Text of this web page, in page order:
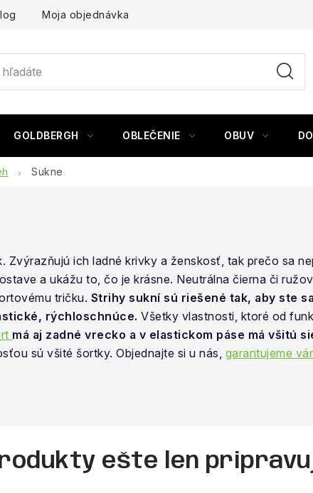
Moja objednávka
GOLDBERGH OBLEČENIE OBUV
Sukne
Zvýrazňujú ich ladné krivky a ženskosť, tak prečo sa
a ukážu to, čo je krásne. Neutrálna čierna či
tričku. Strihy sukní sú riešené tak, aby ste
rýchloschnúce. Všetky vlastnosti, ktoré od
má aj zadné vrecko a v elastickom páse má všitú
sú všité šortky. Objednajte si u nás, garantujeme
ešte len